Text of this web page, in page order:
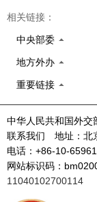
相关链接：
中央部委
地方外办
重要链接
中华人民共和国外
联系我们 地址：北
电话：+86-10-
网站标识码：
11040102700114